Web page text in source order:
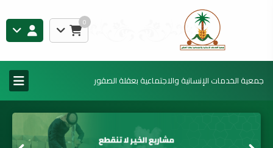
0
جمعية الخدمات الإنسانية والاجتماعية بعقلة الصقور